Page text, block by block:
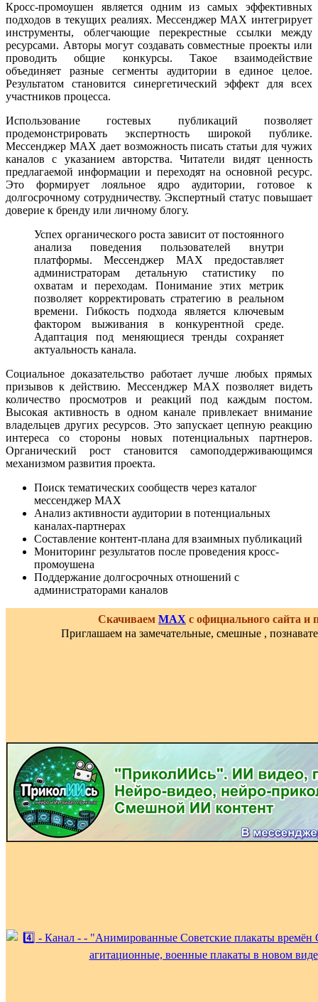
Кросс-промоушен является одним из самых эффективных
подходов в текущих реалиях. Мессенджер MAX интегрирует
инструменты, облегчающие перекрестные ссылки между
ресурсами. Авторы могут создавать совместные проекты или
проводить общие конкурсы. Такое взаимодействие
объединяет разные сегменты аудитории в единое целое.
Результатом становится синергетический эффект для всех
участников процесса.
Использование гостевых публикаций позволяет
продемонстрировать экспертность широкой публике.
Мессенджер MAX дает возможность писать статьи для чужих
каналов с указанием авторства. Читатели видят ценность
предлагаемой информации и переходят на основной ресурс.
Это формирует лояльное ядро аудитории, готовое к
долгосрочному сотрудничеству. Экспертный статус повышает
доверие к бренду или личному блогу.
Успех органического роста зависит от постоянного
анализа поведения пользователей внутри
платформы. Мессенджер MAX предоставляет
администраторам детальную статистику по
охватам и переходам. Понимание этих метрик
позволяет корректировать стратегию в реальном
времени. Гибкость подхода является ключевым
фактором выживания в конкурентной среде.
Адаптация под меняющиеся тренды сохраняет
актуальность канала.
Социальное доказательство работает лучше любых прямых
призывов к действию. Мессенджер MAX позволяет видеть
количество просмотров и реакций под каждым постом.
Высокая активность в одном канале привлекает внимание
владельцев других ресурсов. Это запускает цепную реакцию
интереса со стороны новых потенциальных партнеров.
Органический рост становится самоподдерживающимся
механизмом развития проекта.
Поиск тематических сообществ через каталог
мессенджер MAX
Анализ активности аудитории в потенциальных
каналах-партнерах
Составление контент-плана для взаимных публикаций
Мониторинг результатов после проведения кросс-
промоушена
Поддержание долгосрочных отношений с
администраторами каналов
Скачиваем MAX с официального сайта
Приглашаем на замечательные, смешные ,